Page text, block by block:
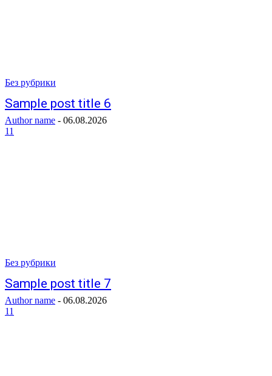
Без рубрики
Sample post title 6
Author name - 06.08.2026
11
Без рубрики
Sample post title 7
Author name - 06.08.2026
11